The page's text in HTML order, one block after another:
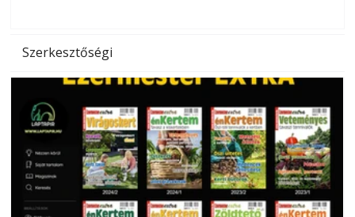
Szerkesztőségi